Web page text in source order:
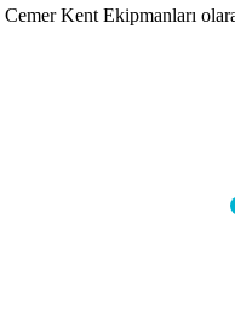
Kent Ekipmanları